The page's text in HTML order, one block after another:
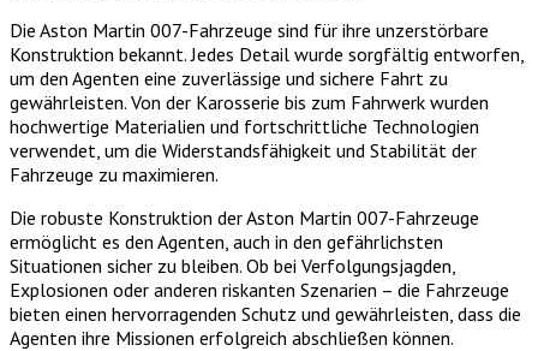
Die Aston Martin 007-Fahrzeuge sind für ihre unzerstörbare
Konstruktion bekannt. Jedes Detail wurde sorgfältig entworfen,
um den Agenten eine zuverlässige und sichere Fahrt zu
gewährleisten. Von der Karosserie bis zum Fahrwerk wurden
hochwertige Materialien und fortschrittliche Technologien
verwendet, um die Widerstandsfähigkeit und Stabilität der
Fahrzeuge zu maximieren.
Die robuste Konstruktion der Aston Martin 007-Fahrzeuge
ermöglicht es den Agenten, auch in den gefährlichsten
Situationen sicher zu bleiben. Ob bei Verfolgungsjagden,
Explosionen oder anderen riskanten Szenarien – die Fahrzeuge
bieten einen hervorragenden Schutz und gewährleisten, dass die
Agenten ihre Missionen erfolgreich abschließen können.